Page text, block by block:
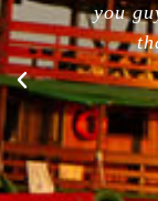
you